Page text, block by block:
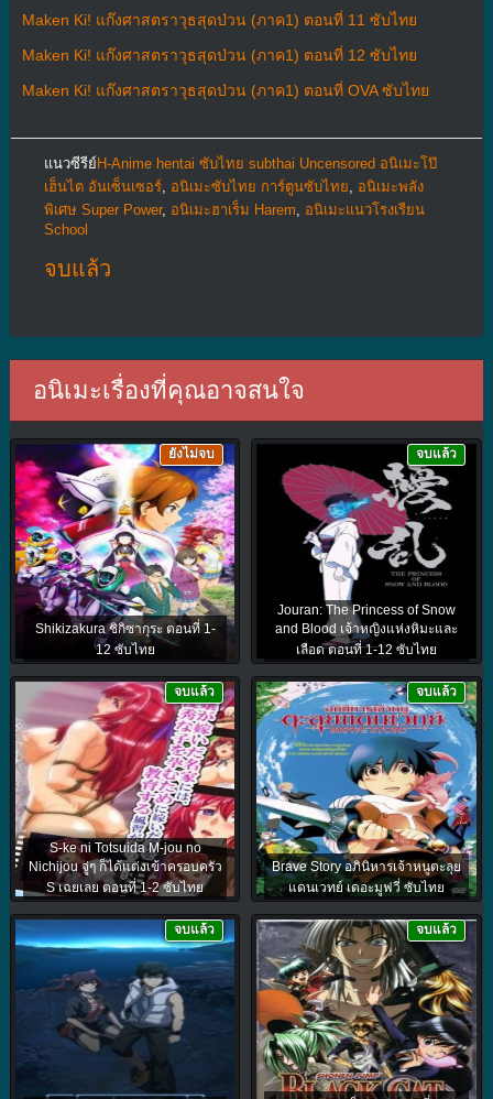
Maken Ki! แก๊งศาสตราวุธสุดป่วน (ภาค1) ตอนที่ 11 ซับไทย
Maken Ki! แก๊งศาสตราวุธสุดป่วน (ภาค1) ตอนที่ 12 ซับไทย
Maken Ki! แก๊งศาสตราวุธสุดป่วน (ภาค1) ตอนที่ OVA ซับไทย
แนวซีรีย์ H-Anime hentai ซับไทย subthai Uncensored อนิเมะโป๊
เฮ็นไต อันเซ็นเซอร์, อนิเมะซับไทย การ์ตูนซับไทย
อนิเมะพลัง
พิเศษ Super Power, อนิเมะฮาเร็ม Harem
อนิเมะแนวโรงเรียน
School
จบแล้ว
อนิเมะเรื่องที่คุณอาจสนใจ
Shikizakura ชิกิซากุระ ตอนที่ 1-
12 ซับไทย
ยังไม่จบ
Jouran: The Princess of Snow
and Blood เจ้าหญิงแห่งหิมะและ
เลือด ตอนที่ 1-12 ซับไทย
จบแล้ว
S-ke ni Totsuida M-jou no
Nichijou จู่ๆ ก็ได้แต่งเข้าครอบครัว
S เฉยเลย ตอนที่ 1-2 ซับไทย
จบแล้ว
Brave Story อภินิหารเจ้าหนูตะลุย
แดนเวทย์ เดอะมูฟวี่ ซับไทย
จบแล้ว
จบแล้ว จบแล้ว